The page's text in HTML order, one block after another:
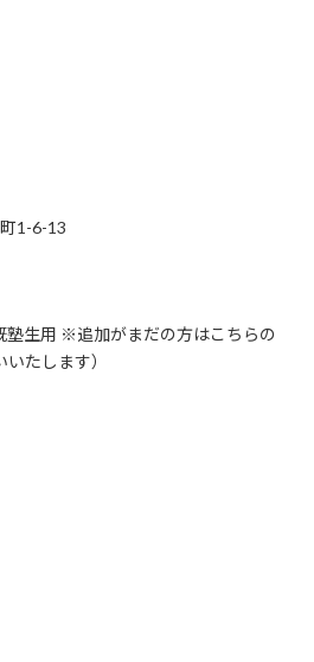
1-6-13
塾生用 ※追加がまだの方はこちらの
たします）